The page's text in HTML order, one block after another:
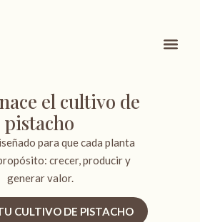
el cultivo de
pistacho
para que cada planta
crecer, producir y
generar valor.
CULTIVO DE PISTACHO